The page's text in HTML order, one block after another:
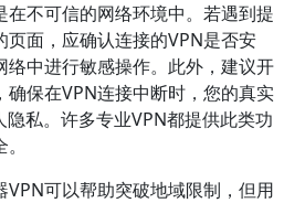
在不可信的网络环境中。若遇到提
页面，应确认连接的VPN是否安
络中进行敏感操作。此外，建议开
确保在VPN连接中断时，您的真实
私。许多专业VPN都提供此类功
可以帮助突破地域限制，但用